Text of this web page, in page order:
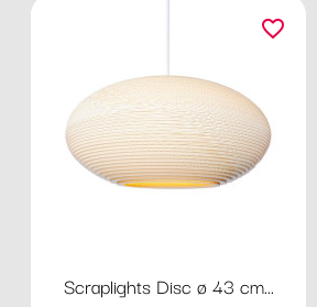
Scraplights Disc ø 43 cm...
favorite_border